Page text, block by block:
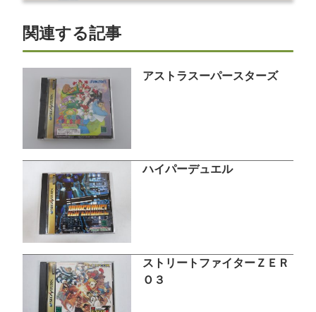
関連する記事
アストラスーパースターズ
ハイパーデュエル
ストリートファイターＺＥＲ
Ｏ３